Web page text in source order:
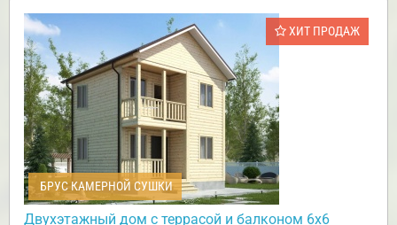
ХИТ ПРОДАЖ
БРУС КАМЕРНОЙ СУШКИ
Двухэтажный дом с террасой и балконом 6х6